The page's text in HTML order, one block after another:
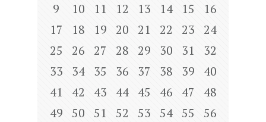
9
10 11 12 13 14 15
16
17
18 19 20 21 22 23
24
25
26 27 28 29 30 31
32
33
34 35 36 37 38 39
40
41
42 43 44 45 46 47
48
49
50 51 52 53 54 55
56